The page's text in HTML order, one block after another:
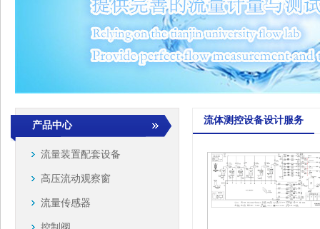
产品中心
流量装置配套设备
高压流动观察窗
流量传感器
流体测控设备设计服务